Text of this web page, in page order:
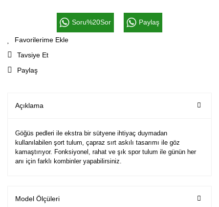
Soru%20Sor Paylaş
Tavsiye Et
Paylaş
Açıklama
Göğüs pedleri ile ekstra bir sütyene ihtiyaç duymadan
kullanılabilen şort tulum, çapraz sırt askılı tasarımı ile göz
kamaştırıyor. Fonksiyonel, rahat ve şık spor tulum ile günün her
anı için farklı kombinler yapabilirsiniz.
Model Ölçüleri